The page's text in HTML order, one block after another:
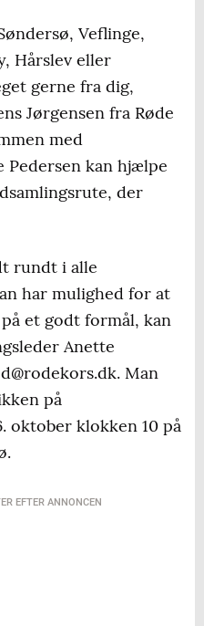
Veflinge,
Hårslev eller
gerne fra dig,
Jørgensen fra Røde
med
Pedersen kan hjælpe
der
rundt i alle
har mulighed for at
et godt formål, kan
Anette
Man
på
oktober klokken 10 på
EFTER ANNONCEN